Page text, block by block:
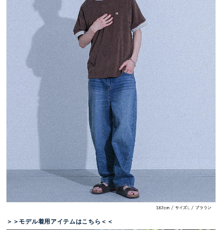
＞＞モデル着用アイテムはこちら＜＜